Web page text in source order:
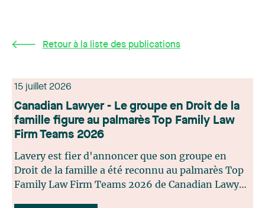
Retour à la liste des publications
15 juillet 2026
Canadian Lawyer - Le groupe en Droit de la
famille figure au palmarès Top Family Law
Firm Teams 2026
Lavery est fier d'annoncer que son groupe en
Droit de la famille a été reconnu au palmarès Top
Family Law Firm Teams 2026 de Canadian Lawyer.